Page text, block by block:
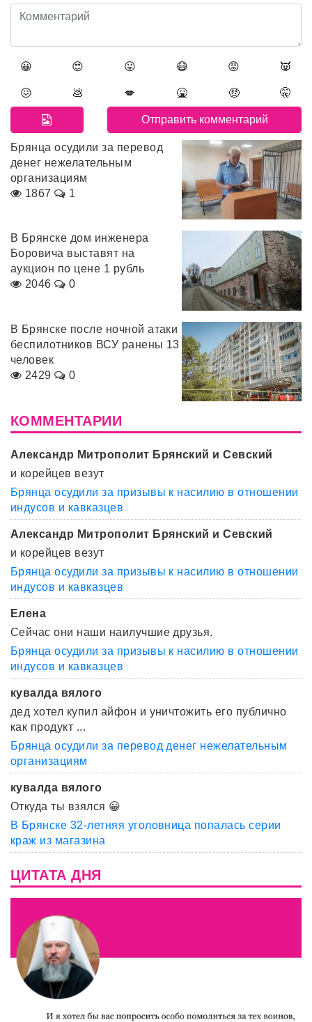
😀 😍 😛 😷 😡 👿
😖 💩 💋 🤮 🤑 🤫
Брянца осудили за перевод
денег нежелательным
организациям
1867
1
В Брянске дом инженера
Боровича выставят на
аукцион по цене 1 рубль
2046
0
В Брянске после ночной атаки
беспилотников ВСУ ранены 13
человек
2429
0
КОММЕНТАРИИ
Александр Митрополит Брянский и Севский
и корейцев везут
Брянца осудили за призывы к насилию в отношении
индусов и кавказцев
Александр Митрополит Брянский и Севский
и корейцев везут
Брянца осудили за призывы к насилию в отношении
индусов и кавказцев
Елена
Сейчас они наши наилучшие друзья.
Брянца осудили за призывы к насилию в отношении
индусов и кавказцев
кувалда вялого
дед хотел купил айфон и уничтожить его публично
как продукт ...
Брянца осудили за перевод денег нежелательным
организациям
кувалда вялого
Откуда ты взялся 😀
В Брянске 32-летняя уголовница попалась серии
краж из магазина
ЦИТАТА ДНЯ